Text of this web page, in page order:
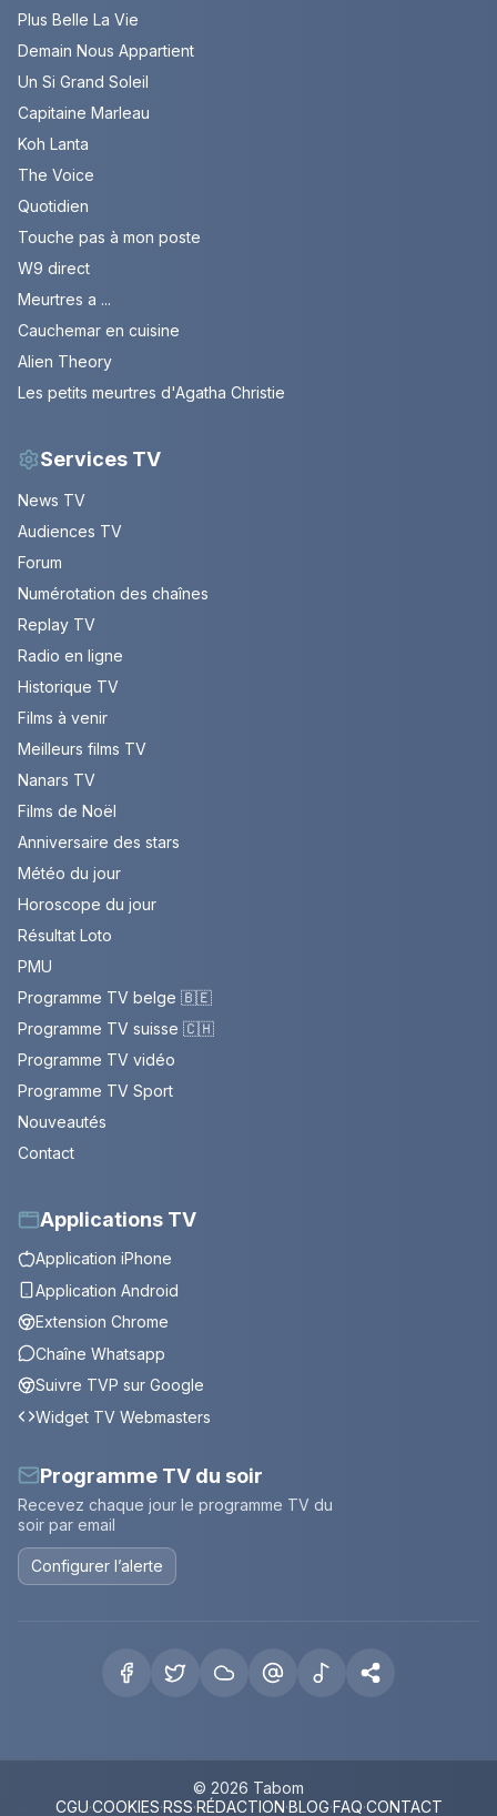
Plus Belle La Vie
Demain Nous Appartient
Un Si Grand Soleil
Capitaine Marleau
Koh Lanta
The Voice
Quotidien
Touche pas à mon poste
W9 direct
Meurtres a ...
Cauchemar en cuisine
Alien Theory
Les petits meurtres d'Agatha Christie
Services TV
News TV
Audiences TV
Forum
Numérotation des chaînes
Replay TV
Radio en ligne
Historique TV
Films à venir
Meilleurs films TV
Nanars TV
Films de Noël
Anniversaire des stars
Météo du jour
Horoscope du jour
Résultat Loto
PMU
Programme TV belge 🇧🇪
Programme TV suisse 🇨🇭
Programme TV vidéo
Programme TV Sport
Nouveautés
Contact
Applications TV
Application iPhone
Application Android
Extension Chrome
Chaîne Whatsapp
Suivre TVP sur Google
Widget TV Webmasters
Programme TV du soir
Recevez chaque jour le programme TV du
soir par email
Configurer l’alerte
© 2026 Tabom
CGU·COOKIES·RSS·RÉDACTION·BLOG·FAQ·CONTACT